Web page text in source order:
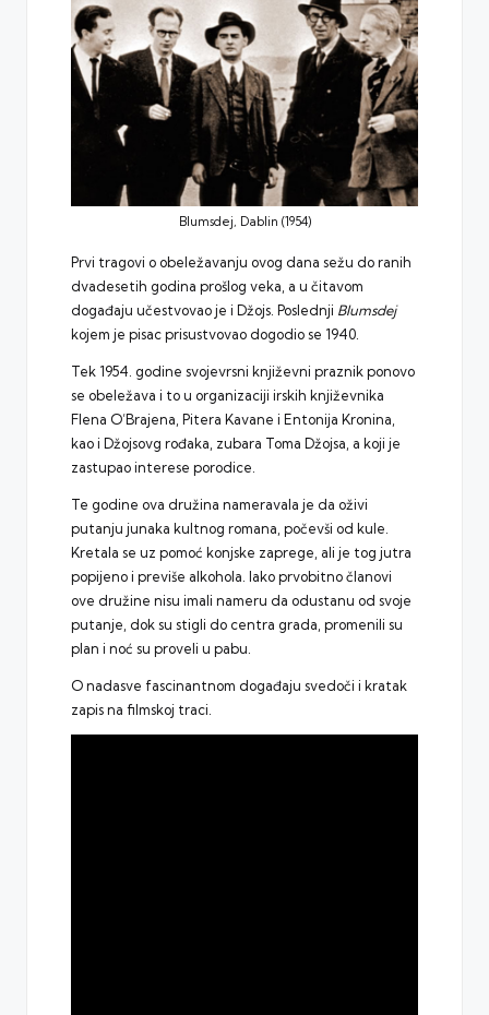
Blumsdej, Dablin (1954)
Prvi tragovi o obeležavanju ovog dana sežu do ranih
dvadesetih godina prošlog veka, a u čitavom
događaju učestvovao je i Džojs. Poslednji Blumsdej
kojem je pisac prisustvovao dogodio se 1940.
Tek 1954. godine svojevrsni književni praznik ponovo
se obeležava i to u organizaciji irskih književnika
Flena O’Brajena, Pitera Kavane i Entonija Kronina,
kao i Džojsovg rođaka, zubara Toma Džojsa, a koji je
zastupao interese porodice.
Te godine ova družina nameravala je da oživi
putanju junaka kultnog romana, počevši od kule.
Kretala se uz pomoć konjske zaprege, ali je tog jutra
popijeno i previše alkohola. Iako prvobitno članovi
ove družine nisu imali nameru da odustanu od svoje
putanje, dok su stigli do centra grada, promenili su
plan i noć su proveli u pabu.
O nadasve fascinantnom događaju svedoči i kratak
zapis na filmskoj traci.